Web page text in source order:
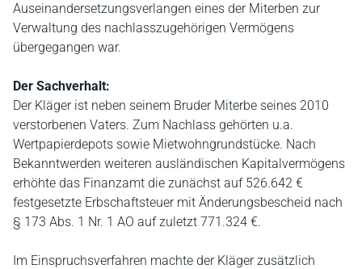
Auseinandersetzungsverlangen eines der Miterben zur
Verwaltung des nachlasszugehörigen Vermögens
übergegangen war.
Der Sachverhalt:
Der Kläger ist neben seinem Bruder Miterbe seines 2010
verstorbenen Vaters. Zum Nachlass gehörten u.a.
Wertpapierdepots sowie Mietwohngrundstücke. Nach
Bekanntwerden weiteren ausländischen Kapitalvermögens
erhöhte das Finanzamt die zunächst auf 526.642 €
festgesetzte Erbschaftsteuer mit Änderungsbescheid nach
§ 173 Abs. 1 Nr. 1 AO auf zuletzt 771.324 €.
Im Einspruchsverfahren machte der Kläger zusätzlich